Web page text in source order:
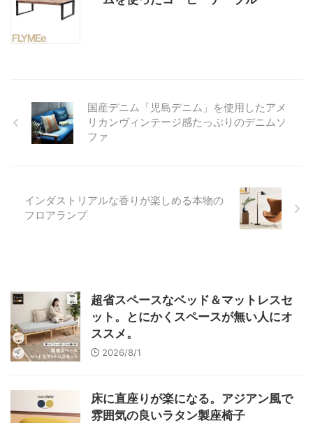
国産デニム「児島デニム」を使用したアメ
リカンヴィンテージ感たっぷりのデニムソ
ファ
インダストリアルな香りが楽しめる本物の
フロアランプ
超省スペースなベッド＆マットレスセ
ット。とにかくスペースが無い人にオ
ススメ。
2026/8/1
床に直座りが楽になる。アジアン風で
雰囲気の良いラタン製座椅子